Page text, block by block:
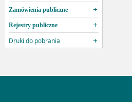
Zamówienia publiczne
Rejestry publiczne
Druki do pobrania